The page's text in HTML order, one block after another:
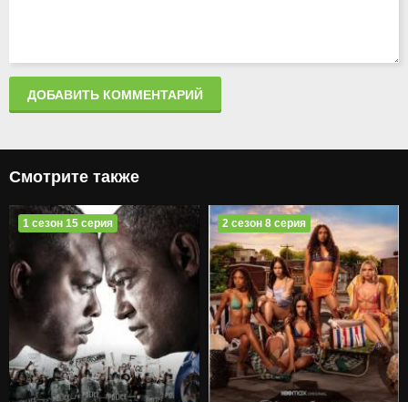
ДОБАВИТЬ КОММЕНТАРИЙ
Смотрите также
1 сезон 15 серия 2 сезон 8 серия